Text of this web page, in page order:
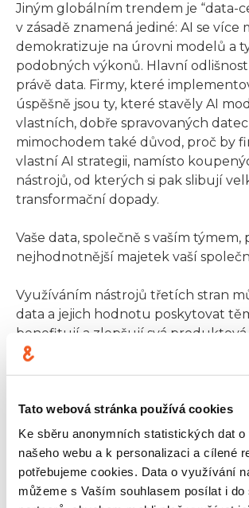
Tato webová stránka používá cookies
Ke sběru anonymních statistických dat
našeho webu a k personalizaci a cílené
potřebujeme cookies. Data o využívání
můžeme s Vaším souhlasem posílat i
Jiným globálním trendem je “data-
v zásadě znamená jediné: AI se více
demokratizuje na úrovni modelů a
podobných výkonů. Hlavní
právě data. Firmy, které
úspěšně jsou ty, které stavěly AI
vlastních, dobře spravovaných
mimochodem také důvod, proč by
vlastní AI strategii, namísto
nástrojů, od kterých si pak slibují
transformační dopady.
Vaše data, společně s vaším týmem,
nejhodnotnější majetek vaší
Využíváním nástrojů třetích stran
data a jejich hodnotu poskytovat
benefitují a zlepšují svá produktová
také špatný nápad budovat svá
kde potřebujete využívat citlivá
naším cílem. Samozřejmě, že pokud
investují do strategie nakládání s
vytváření kvalitních datových
mohou na tomto velmi dobře stavět
silným nástrojem.